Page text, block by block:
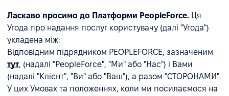
Ласкаво просимо до Платформи PeopleForce. Ця
Угода про надання послуг користувачу (далі "Угода")
укладена між:
Відповідним підрядником PEOPLEFORCE, зазначеним
тут, (надалі "PeopleForce", "Ми" або "Нас") і Вами
(надалі "Клієнт", "Ви" або "Ваш"), а разом "СТОРОНАМИ".
У цих Умовах та положеннях, коли ми посилаємося на